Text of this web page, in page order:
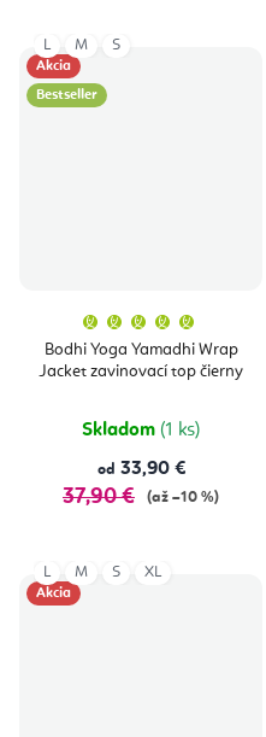
Akcia
Bestseller
Bodhi Yoga Yamadhi Wrap
Jacket zavinovací top čierny
produktu
je
5,0
Skladom (1 ks)
od 33,90 €
37,90 € (až –10 %)
L M S
Akcia
L M S XL